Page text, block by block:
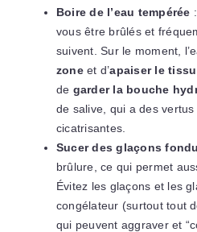
Boire de l’eau tempérée
vous être brûlés et
suivent. Sur le moment,
zoneet d’apaiser le tissu
de garder la bouche
de salive, qui a des
cicatrisantes.
Sucer des glaçons
brûlure, ce qui permet
Évitez les glaçons et les
congélateur (surtout tout
qui peuvent aggraver et